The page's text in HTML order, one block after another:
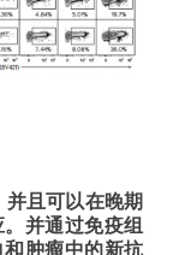
并且可以在晚期
并通过免疫组
肿瘤中的新抗